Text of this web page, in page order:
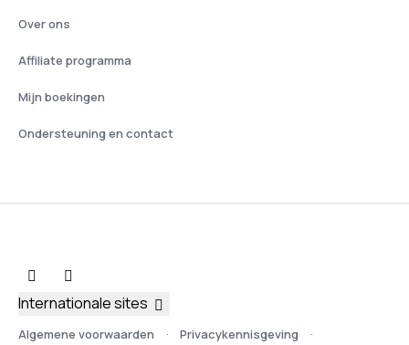
Over ons
Affiliate programma
Mijn boekingen
Ondersteuning en contact
Algemene voorwaarden Privacykennisgeving
Internationale sites